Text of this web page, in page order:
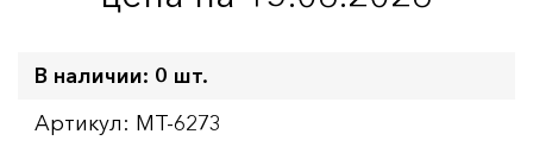
В наличии: 0 шт.
Артикул: MT-6273